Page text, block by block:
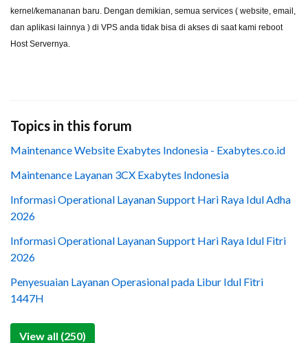
kernel/kemananan baru. Dengan demikian, semua services ( website, email,
dan aplikasi lainnya ) di VPS anda tidak bisa di akses di saat kami reboot
Host Servernya.
Topics in this forum
Maintenance Website Exabytes Indonesia - Exabytes.co.id
Maintenance Layanan 3CX Exabytes Indonesia
Informasi Operational Layanan Support Hari Raya Idul Adha
2026
Informasi Operational Layanan Support Hari Raya Idul Fitri
2026
Penyesuaian Layanan Operasional pada Libur Idul Fitri
1447H
View all (250)